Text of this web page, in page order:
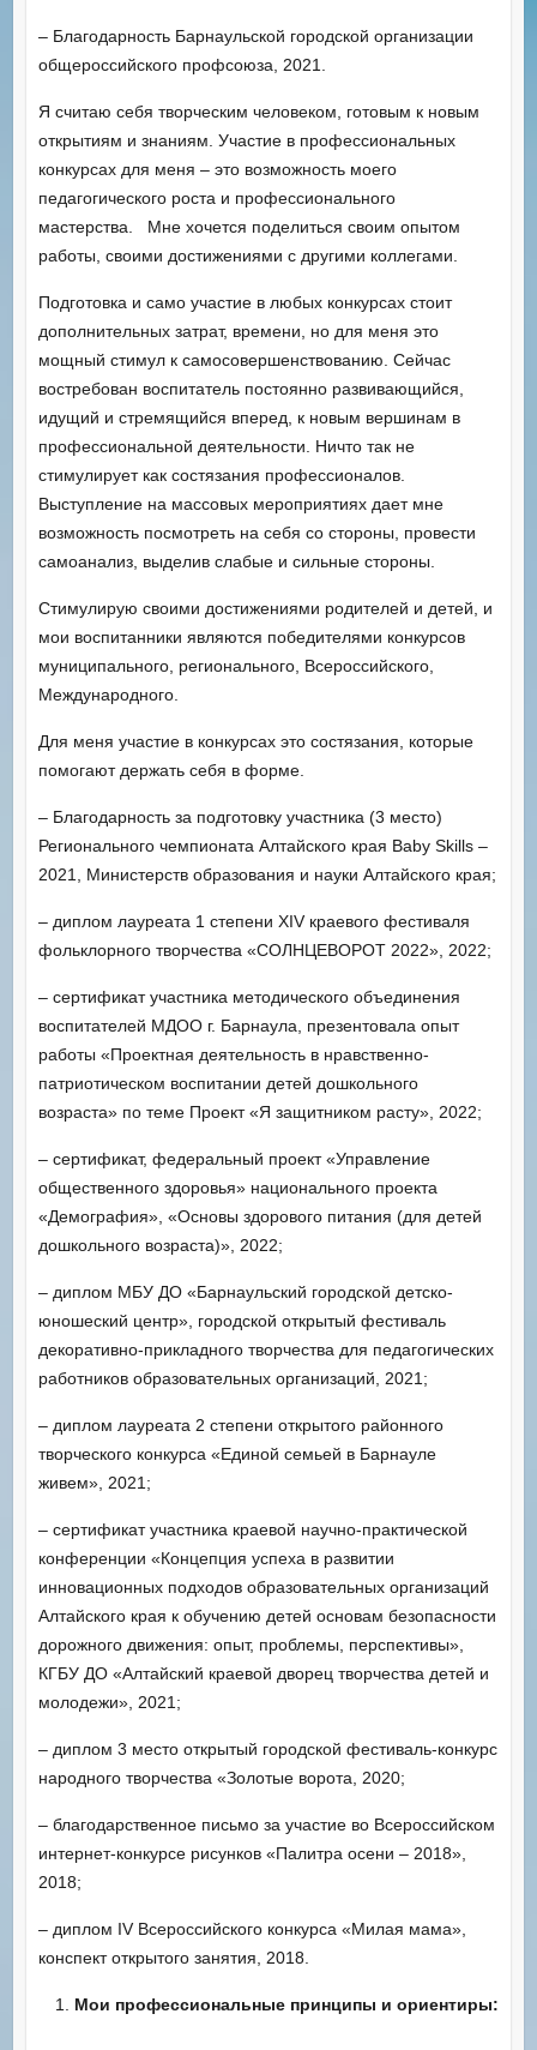
– Благодарность Барнаульской городской организации
общероссийского профсоюза, 2021.
Я считаю себя творческим человеком, готовым к новым
открытиям и знаниям. Участие в профессиональных
конкурсах для меня – это возможность моего
педагогического роста и профессионального
мастерства. Мне хочется поделиться своим опытом
работы, своими достижениями с другими коллегами.
Подготовка и само участие в любых конкурсах стоит
дополнительных затрат, времени, но для меня это
мощный стимул к самосовершенствованию. Сейчас
востребован воспитатель постоянно развивающийся,
идущий и стремящийся вперед, к новым вершинам в
профессиональной деятельности. Ничто так не
стимулирует как состязания профессионалов.
Выступление на массовых мероприятиях дает мне
возможность посмотреть на себя со стороны, провести
самоанализ, выделив слабые и сильные стороны.
Стимулирую своими достижениями родителей и детей, и
мои воспитанники являются победителями конкурсов
муниципального, регионального, Всероссийского,
Международного.
Для меня участие в конкурсах это состязания, которые
помогают держать себя в форме.
– Благодарность за подготовку участника (3 место)
Регионального чемпионата Алтайского края Baby Skills –
2021, Министерств образования и науки Алтайского края;
– диплом лауреата 1 степени XIV краевого фестиваля
фольклорного творчества «СОЛНЦЕВОРОТ 2022», 2022;
– сертификат участника методического объединения
воспитателей МДОО г. Барнаула, презентовала опыт
работы «Проектная деятельность в нравственно-
патриотическом воспитании детей дошкольного
возраста» по теме Проект «Я защитником расту», 2022;
– сертификат, федеральный проект «Управление
общественного здоровья» национального проекта
«Демография», «Основы здорового питания (для детей
дошкольного возраста)», 2022;
– диплом МБУ ДО «Барнаульский городской детско-
юношеский центр», городской открытый фестиваль
декоративно-прикладного творчества для педагогических
работников образовательных организаций, 2021;
– диплом лауреата 2 степени открытого районного
творческого конкурса «Единой семьей в Барнауле
живем», 2021;
– сертификат участника краевой научно-практической
конференции «Концепция успеха в развитии
инновационных подходов образовательных организаций
Алтайского края к обучению детей основам безопасности
дорожного движения: опыт, проблемы, перспективы»,
КГБУ ДО «Алтайский краевой дворец творчества детей и
молодежи», 2021;
– диплом 3 место открытый городской фестиваль-конкурс
народного творчества «Золотые ворота, 2020;
– благодарственное письмо за участие во Всероссийском
интернет-конкурсе рисунков «Палитра осени – 2018»,
2018;
– диплом IV Всероссийского конкурса «Милая мама»,
конспект открытого занятия, 2018.
Мои профессиональные принципы и ориентиры: